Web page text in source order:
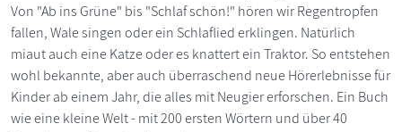
Von "Ab ins Grüne" bis "Schlaf schön!" hören wir Regentropfen
fallen, Wale singen oder ein Schlaflied erklingen. Natürlich
miaut auch eine Katze oder es knattert ein Traktor. So entstehen
wohl bekannte, aber auch überraschend neue Hörerlebnisse für
Kinder ab einem Jahr, die alles mit Neugier erforschen. Ein Buch
wie eine kleine Welt - mit 200 ersten Wörtern und über 40